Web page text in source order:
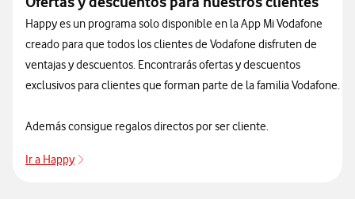
Happy es un programa solo disponible en la App Mi Vodafone
creado para que todos los clientes de Vodafone disfruten de
ventajas y descuentos. Encontrarás ofertas y descuentos
exclusivos para clientes que forman parte de la familia Vodafone.
Además consigue regalos directos por ser cliente.
Ir a Happy